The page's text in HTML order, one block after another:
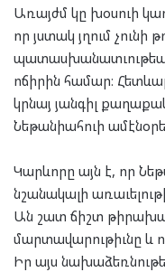
Առայժմ կը խօսուի
որ յստակ յղում չունի
ոճիրին համար։
կրնայ յանգիլ
Նեթանիահուի
Կարևորը այն է, որ
նշանակալի
Ան շատ ճիշտ
մարտավարութիւնը և
Իր այս